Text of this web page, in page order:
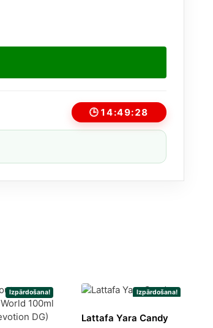
🕒 14:49:28
Izpārdošana! Izpārdošana!
Lattafa Yara Candy